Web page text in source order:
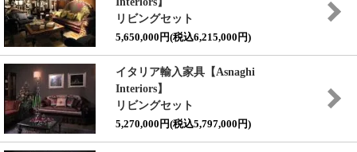
リビングセット
5,650,000円(税込6,215,000円)
イタリア輸入家具【Asnaghi
Interiors】
リビングセット
5,270,000円(税込5,797,000円)